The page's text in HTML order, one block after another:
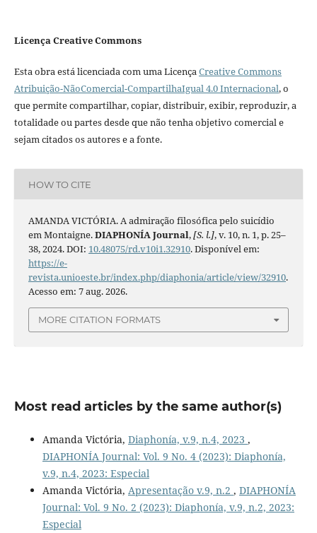
Licença Creative Commons
Esta obra está licenciada com uma LicençaCreative Commons
Atribuição-NãoComercial-CompartilhaIgual 4.0 Internacional, o
que permite compartilhar, copiar, distribuir, exibir, reproduzir, a
totalidade ou partes desde que não tenha objetivo comercial e
sejam citados os autores e a fonte.
HOW TO CITE
AMANDA VICTÓRIA. A admiração filosófica pelo suicídio
em Montaigne.DIAPHONÍA Journal,[S. l.], v. 10, n. 1, p. 25–
38, 2024. DOI: 10.48075/rd.v10i1.32910. Disponível em:
https://e-
revista.unioeste.br/index.php/diaphonia/article/view/32910.
Acesso em: 7 aug. 2026.
MORE CITATION FORMATS
Most read articles by the same author(s)
Amanda Victória, Diaphonía, v.9, n.4, 2023 ,
DIAPHONÍA Journal: Vol. 9 No. 4 (2023): Diaphonía,
v.9, n.4, 2023: Especial
Amanda Victória, Apresentação v.9, n.2 , DIAPHONÍA
Journal: Vol. 9 No. 2 (2023): Diaphonía, v.9, n.2, 2023:
Especial